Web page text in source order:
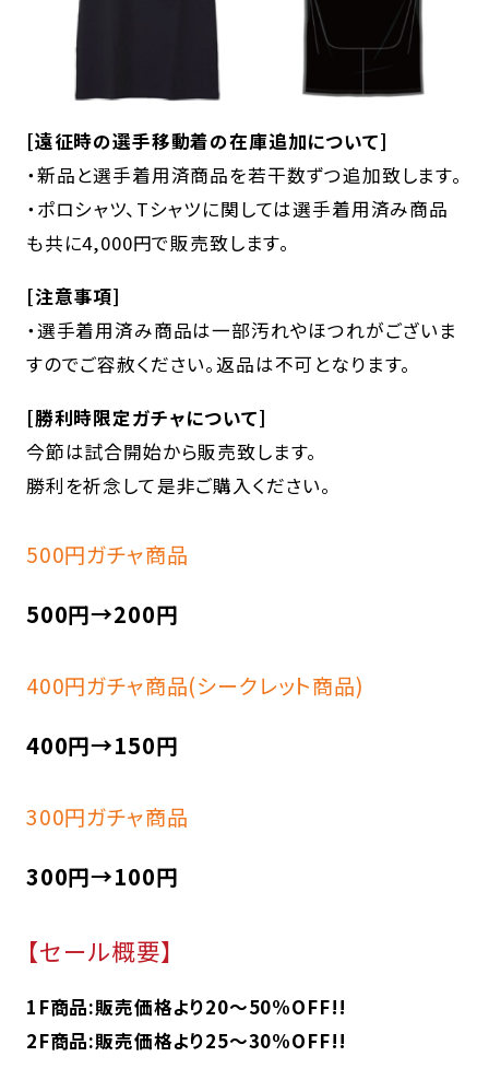
[遠征時の選手移動着の在庫追加について]
・新品と選手着用済商品を若干数ずつ追加致します。
・ポロシャツ、Tシャツに関しては選手着用済み商品
も共に4,000円で販売致します。
[注意事項]
・選手着用済み商品は一部汚れやほつれがございま
すのでご容赦ください。返品は不可となります。
[勝利時限定ガチャについて]
今節は試合開始から販売致します。
勝利を祈念して是非ご購入ください。
500円ガチャ商品
500円→200円
400円ガチャ商品(シークレット商品)
400円→150円
300円ガチャ商品
300円→100円
【セール概要】
1F商品:販売価格より20～50%OFF!!
2F商品:販売価格より25～30%OFF!!